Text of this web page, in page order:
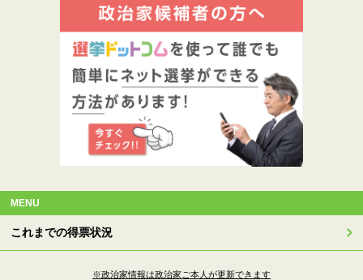
MENU
これまでの得票状況
※政治家情報は政治家ご本人が更新できます